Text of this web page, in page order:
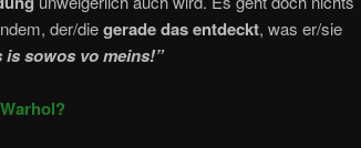
der/diegerade dasentdeckt, was er/sie
is sowos vo meins!”